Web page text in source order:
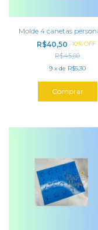
Molde 4 canetas
R$40,50-10%OFF
R$45,00
9 xde R$5,30